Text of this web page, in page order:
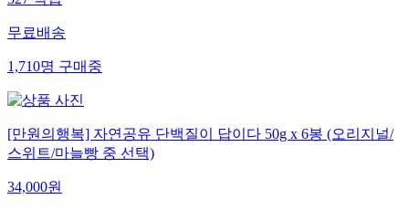
327적립
무료배송
1,710명구매중
[만원의행복] 자연공유 단백질이 답이다 50g x 6봉 (오리지널/
스위트/마늘빵 중 선택)
34,000원